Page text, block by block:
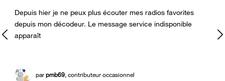
Depuis hier je ne peux plus écouter mes radios favorites
depuis mon décodeur. Le message service indisponible
apparaît
parpmb69, contributeur occasionnel